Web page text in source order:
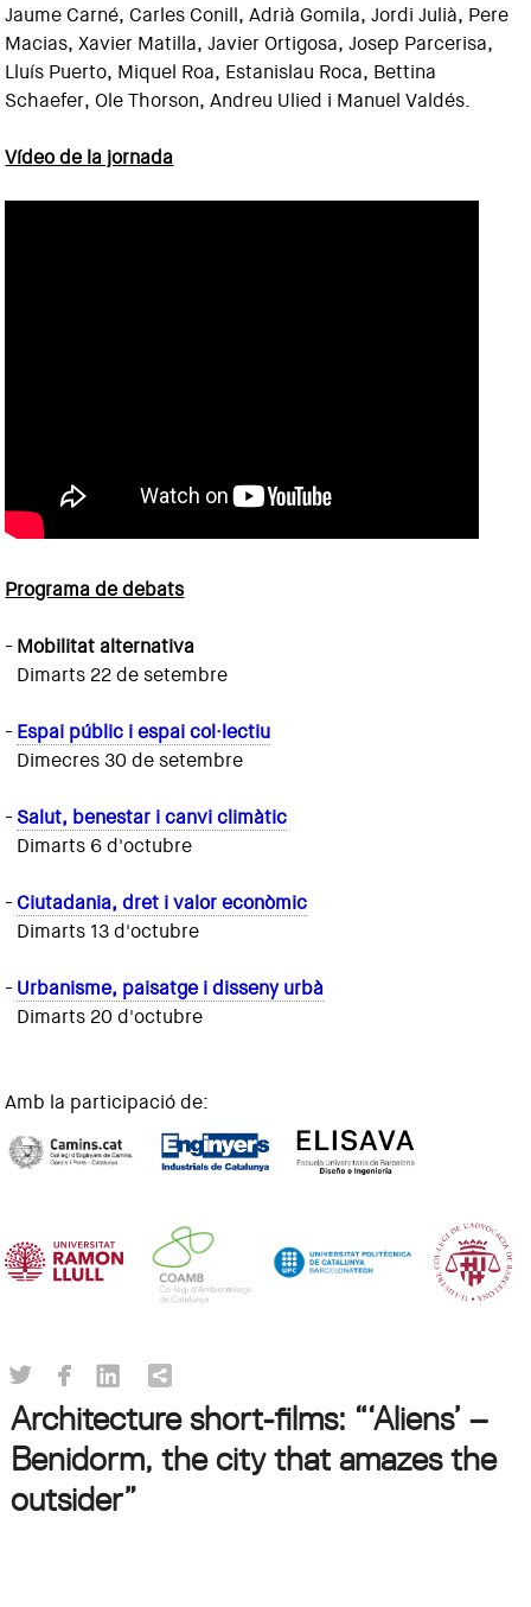
Jaume Carné, Carles Conill, Adrià Gomila, Jordi Julià, Pere
Macias, Xavier Matilla, Javier Ortigosa, Josep Parcerisa,
Lluís Puerto, Miquel Roa, Estanislau Roca, Bettina
Schaefer, Ole Thorson, Andreu Ulied i Manuel Valdés.
Vídeo de la jornada
Programa de debats
-Mobilitat alternativa
Dimarts 22 de setembre
-Espai públic i espai col·lectiu
Dimecres 30 de setembre
-Salut, benestar i canvi climàtic
Dimarts 6 d'octubre
-Ciutadania, dret i valor econòmic
Dimarts 13 d'octubre
-Urbanisme, paisatge i disseny urbà
Dimarts 20 d'octubre
Amb la participació de:
Architecture short-films: “‘Aliens’ –
Benidorm, the city that amazes the
outsider”